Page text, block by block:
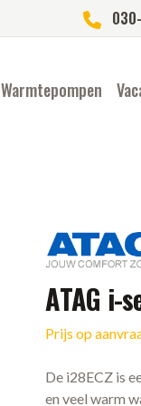
Warmtepompen
ATAG i-
Prijs op
Merk
De i28ECZ is
en veel warm